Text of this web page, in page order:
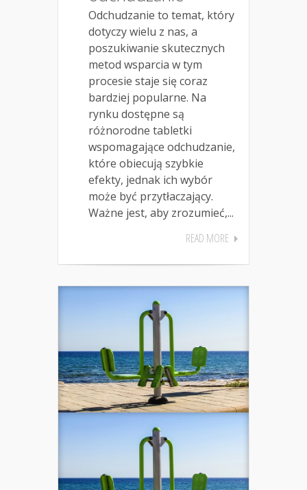
Odchudzanie to temat, który
dotyczy wielu z nas, a
poszukiwanie skutecznych
metod wsparcia w tym
procesie staje się coraz
bardziej popularne. Na
rynku dostępne są
różnorodne tabletki
wspomagające odchudzanie,
które obiecują szybkie
efekty, jednak ich wybór
może być przytłaczający.
Ważne jest, aby zrozumieć,...
READ MORE